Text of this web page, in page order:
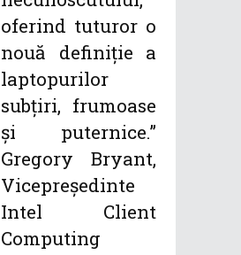
oferind tuturor o
nouă definiție a
laptopurilor
subțiri, frumoase
și puternice.”
Gregory Bryant,
Vicepreședinte
Intel Client
Computing